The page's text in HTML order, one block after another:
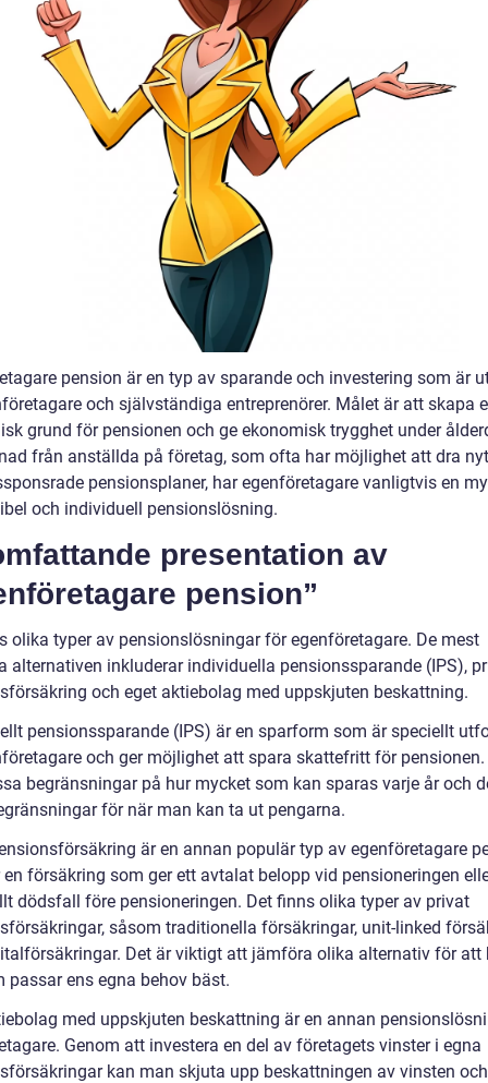
pension är en typ av sparande och investering som är
och självständiga entreprenörer. Målet är att skapa
grund för pensionen och ge ekonomisk trygghet under
från anställda på företag, som ofta har möjlighet att dra
pensionsplaner, har egenföretagare vanligtvis en
och individuell pensionslösning.
presentation av
pension”
olika typer av pensionslösningar för egenföretagare. De mest
alternativen inkluderar individuella pensionssparande (IPS),
och eget aktiebolag med uppskjuten beskattning.
pensionssparande (IPS) är en sparform som är speciellt
och ger möjlighet att spara skattefritt för pensionen.
begränsningar på hur mycket som kan sparas varje år och
för när man kan ta ut pengarna.
är en annan populär typ av egenföretagare
en försäkring som ger ett avtalat belopp vid pensioneringen
dödsfall före pensioneringen. Det finns olika typer av privat
såsom traditionella försäkringar, unit-linked
Det är viktigt att jämföra olika alternativ för att
passar ens egna behov bäst.
med uppskjuten beskattning är en annan
Genom att investera en del av företagets vinster i egna
kan man skjuta upp beskattningen av vinsten